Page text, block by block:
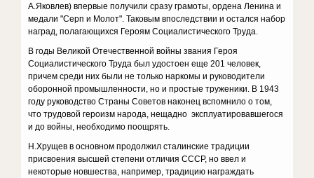
А.Яковлев) впервые получили сразу грамоты, ордена Ленина и
медали "Серп и Молот". Таковым впоследствии и остался набор
наград, полагающихся Героям Социалистического Труда.
В годы Великой Отечественной войны звания Героя
Социалистического Труда был удостоен еще 201 человек,
причем среди них были не только наркомы и руководители
оборонной промышленности, но и простые труженики. В 1943
году руководство Страны Советов наконец вспомнило о том,
что трудовой героизм народа, нещадно эксплуатировавшегося
и до войны, необходимо поощрять.
Н.Хрущев в основном продолжил сталинские традиции
присвоения высшей степени отличия СССР, но ввел и
некоторые новшества, например, традицию награждать